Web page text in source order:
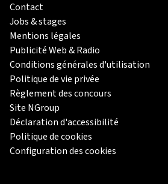
Contact
Jobs & stages
Mentions légales
Publicité Web & Radio
Conditions générales d'utilisation
Politique de vie privée
Règlement des concours
Site NGroup
Déclaration d'accessibilité
Politique de cookies
Configuration des cookies